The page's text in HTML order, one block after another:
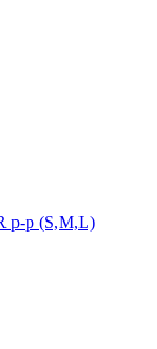
p-p (S,M,L)